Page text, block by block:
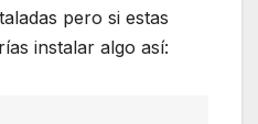
pero si estas
instalar algo así: